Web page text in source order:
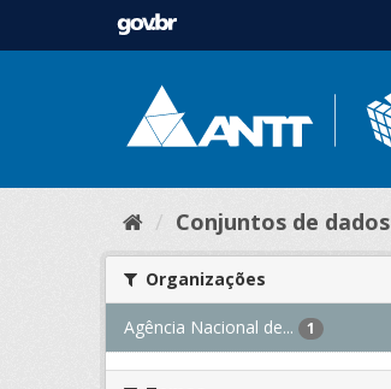
Conjuntos de dados
Organizações
Agência Nacional de... 1